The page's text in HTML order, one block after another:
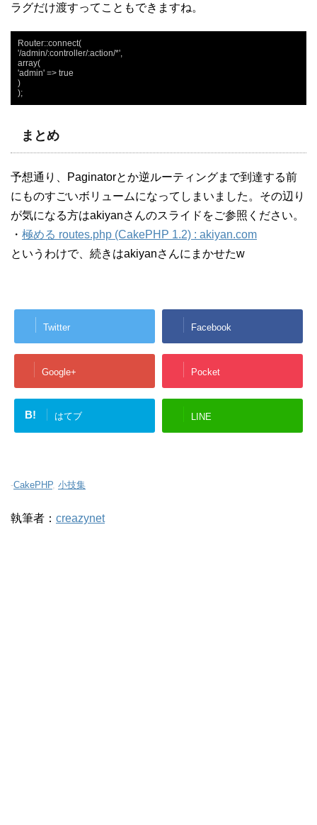
ラグだけ渡すってこともできますね。
Router::connect(
'/admin/:controller/:action/*',
array(
'admin' => true
)
);
まとめ
予想通り、Paginatorとか逆ルーティングまで到達する前
にものすごいボリュームになってしまいました。その辺り
が気になる方はakiyanさんのスライドをご参照ください。
・ 極める routes.php (CakePHP 1.2) : akiyan.com
というわけで、続きはakiyanさんにまかせたw
Twitter Facebook
Google+ Pocket
B! はてブ LINE
-CakePHP, 小技集
執筆者： creazynet